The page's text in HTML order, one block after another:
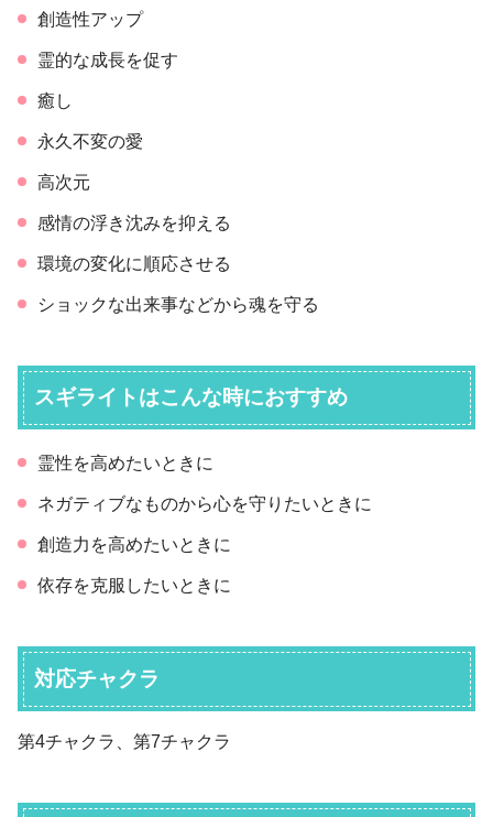
創造性アップ
霊的な成長を促す
癒し
永久不変の愛
高次元
感情の浮き沈みを抑える
環境の変化に順応させる
ショックな出来事などから魂を守る
スギライトはこんな時におすすめ
霊性を高めたいときに
ネガティブなものから心を守りたいときに
創造力を高めたいときに
依存を克服したいときに
対応チャクラ
第4チャクラ、第7チャクラ